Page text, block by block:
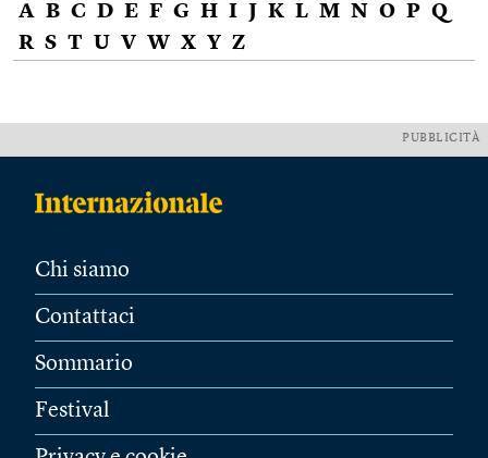
A B C D E F G H I J K L M N O P Q
R S T U V W X Y Z
PUBBLICITÀ
Chi siamo
Contattaci
Sommario
Festival